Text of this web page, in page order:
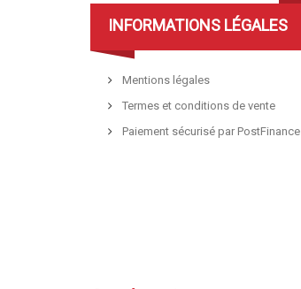
INFORMATIONS LÉGALES
Mentions légales
Termes et conditions de vente
Paiement sécurisé par PostFinance